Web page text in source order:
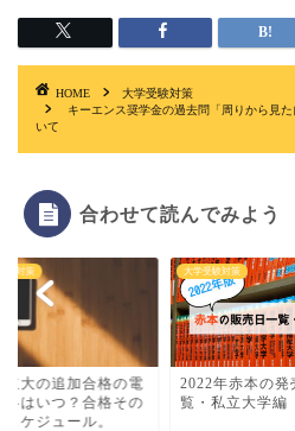
HOME
大学受験対策
キーエンス奨学金の過去問「周りから見
いて
合わせて読んでみよう
験対策
年赤本の発売日一
私立大学編
大学受験対策
インターネット
応用！スマホで